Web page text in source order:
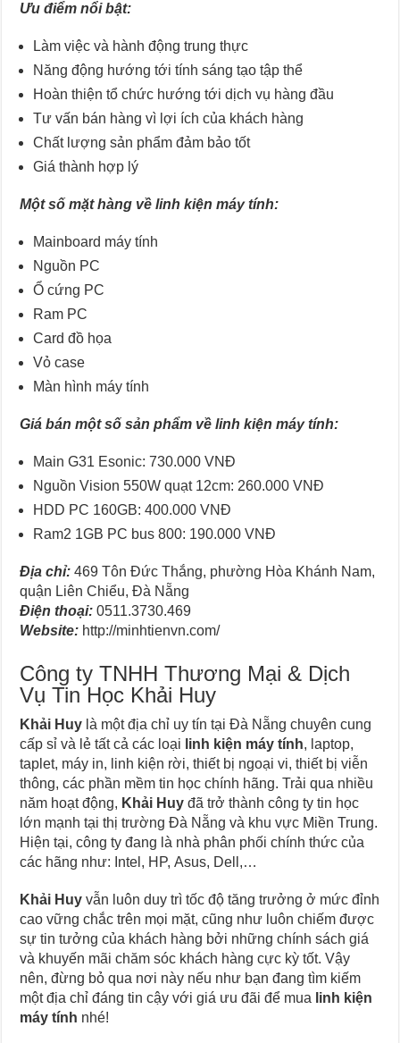
Ưu điểm nổi bật:
Làm việc và hành động trung thực
Năng động hướng tới tính sáng tạo tập thể
Hoàn thiện tổ chức hướng tới dịch vụ hàng đầu
Tư vấn bán hàng vì lợi ích của khách hàng
Chất lượng sản phẩm đảm bảo tốt
Giá thành hợp lý
Một số mặt hàng về linh kiện máy tính:
Mainboard máy tính
Nguồn PC
Ổ cứng PC
Ram PC
Card đồ họa
Vỏ case
Màn hình máy tính
Giá bán một số sản phẩm về linh kiện máy tính:
Main G31 Esonic: 730.000 VNĐ
Nguồn Vision 550W quạt 12cm: 260.000 VNĐ
HDD PC 160GB: 400.000 VNĐ
Ram2 1GB PC bus 800: 190.000 VNĐ
Địa chỉ: 469 Tôn Đức Thắng, phường Hòa Khánh Nam,
quận Liên Chiểu, Đà Nẵng
Điện thoại:0511.3730.469
Website: http://minhtienvn.com/
Công ty TNHH Thương Mại & Dịch
Vụ Tin Học Khải Huy
Khải Huy là một địa chỉ uy tín tại Đà Nẵng chuyên cung
cấp sỉ và lẻ tất cả các loại linh kiện máy tính, laptop,
taplet, máy in, linh kiện rời, thiết bị ngoại vi, thiết bị viễn
thông, các phần mềm tin học chính hãng. Trải qua nhiều
năm hoạt động, Khải Huy đã trở thành công ty tin học
lớn mạnh tại thị trường Đà Nẵng và khu vực Miền Trung.
Hiện tại, công ty đang là nhà phân phối chính thức của
các hãng như: Intel, HP, Asus, Dell,…
Khải Huy vẫn luôn duy trì tốc độ tăng trưởng ở mức đỉnh
cao vững chắc trên mọi mặt, cũng như luôn chiếm được
sự tin tưởng của khách hàng bởi những chính sách giá
và khuyến mãi chăm sóc khách hàng cực kỳ tốt. Vậy
nên, đừng bỏ qua nơi này nếu như bạn đang tìm kiếm
một địa chỉ đáng tin cậy với giá ưu đãi để mua linh kiện
máy tính nhé!